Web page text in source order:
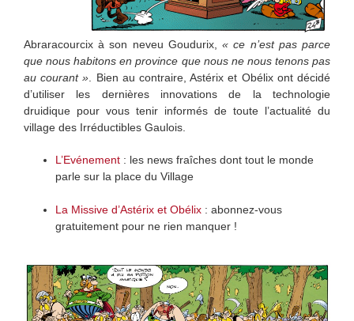
Abraracourcix à son neveu Goudurix,« ce n’est pas parce
que nous habitons en province que nous ne nous tenons pas
au courant » . Bien au contraire, Astérix et Obélix ont décidé
d’utiliser les dernières innovations de la technologie
druidique pour vous tenir informés de toute l’actualité du
village des Irréductibles Gaulois.
L’Evénement : les news fraîches dont tout le monde
parle sur la place du Village
La Missive d’Astérix et Obélix : abonnez-vous
gratuitement pour ne rien manquer !